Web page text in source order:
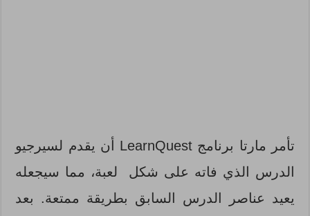
تأمر مارتا برنامج LearnQuest أن يقدم لسيرجيو
الدرس الذي فاته على شكل لعبة، مما سيجعله
يعيد عناصر الدرس السابق بطريقة ممتعة. بعد